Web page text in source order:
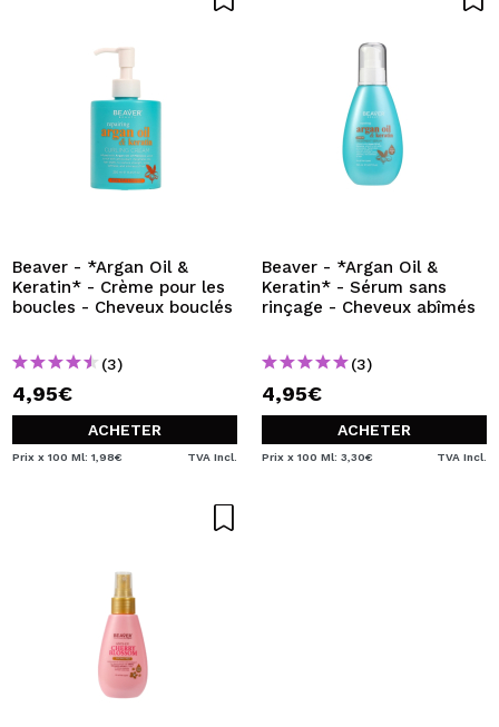
Beaver - *Argan Oil &
Keratin* - Crème pour les
boucles - Cheveux bouclés
(3)
4,95€
ACHETER
Prix x 100 Ml: 1,98€ TVA Incl.
Beaver - *Argan Oil &
Keratin* - Sérum sans
rinçage - Cheveux abîmés
(3)
4,95€
ACHETER
Prix x 100 Ml: 3,30€ TVA Incl.